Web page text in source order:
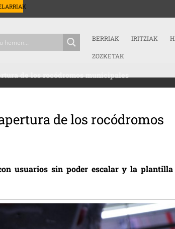
BERRIAK IRITZIAK
ZOZKETAK
de los rocódromos municipales
de los rocódromos
A SALIR A LA CALLE PARA EXIGIR LA REAPERTURA DE
usuarios sin poder escalar y la